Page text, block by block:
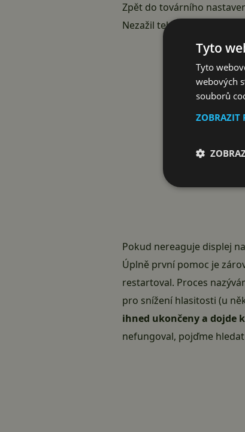
Zpět do továrního
Nezažil telefon tvrdý pád
Pokud nereaguje displej
Úplně první pomoc je
restartoval. Proces
pro snížení hlasitosti (u
ihned ukončeny a dojde
nefungoval, pojďme
Tyto
Tyto
webových
souborů
ZOBRAZIT